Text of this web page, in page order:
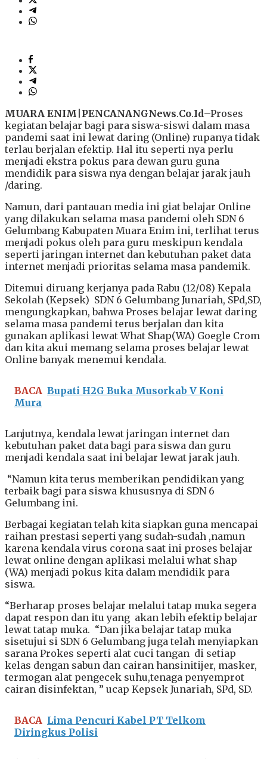
MUARA ENIM PENCANANGNews.Co.Id–Proses
kegiatan belajar bagi para siswa-siswi dalam masa
pandemi saat ini lewat daring (Online) rupanya tidak
terlau berjalan efektip. Hal itu seperti nya perlu
menjadi ekstra pokus para dewan guru guna
mendidik para siswa nya dengan belajar jarak jauh
/daring.
Namun, dari pantauan media ini giat belajar Online
yang dilakukan selama masa pandemi oleh SDN 6
Gelumbang Kabupaten Muara Enim ini, terlihat terus
menjadi pokus oleh para guru meskipun kendala
seperti jaringan internet dan kebutuhan paket data
internet menjadi prioritas selama masa pandemik.
Ditemui diruang kerjanya pada Rabu (12/08) Kepala
Sekolah (Kepsek) SDN 6 Gelumbang Junariah, SPd,SD,
mengungkapkan, bahwa Proses belajar lewat daring
selama masa pandemi terus berjalan dan kita
gunakan aplikasi lewat What Shap(WA) Goegle Crom
dan kita akui memang selama proses belajar lewat
Online banyak menemui kendala.
BACA Bupati H2G Buka Musorkab V Koni
Mura
Lanjutnya, kendala lewat jaringan internet dan
kebutuhan paket data bagi para siswa dan guru
menjadi kendala saat ini belajar lewat jarak jauh.
“Namun kita terus memberikan pendidikan yang
terbaik bagi para siswa khususnya di SDN 6
Gelumbang ini.
Berbagai kegiatan telah kita siapkan guna mencapai
raihan prestasi seperti yang sudah-sudah ,namun
karena kendala virus corona saat ini proses belajar
lewat online dengan aplikasi melalui what shap
(WA) menjadi pokus kita dalam mendidik para
siswa.
“Berharap proses belajar melalui tatap muka segera
dapat respon dan itu yang akan lebih efektip belajar
lewat tatap muka. “Dan jika belajar tatap muka
sisetujui si SDN 6 Gelumbang juga telah menyiapkan
sarana Prokes seperti alat cuci tangan di setiap
kelas dengan sabun dan cairan hansinitijer, masker,
termogan alat pengecek suhu,tenaga penyemprot
cairan disinfektan, ” ucap Kepsek Junariah, SPd, SD.
BACA Lima Pencuri Kabel PT Telkom
Diringkus Polisi